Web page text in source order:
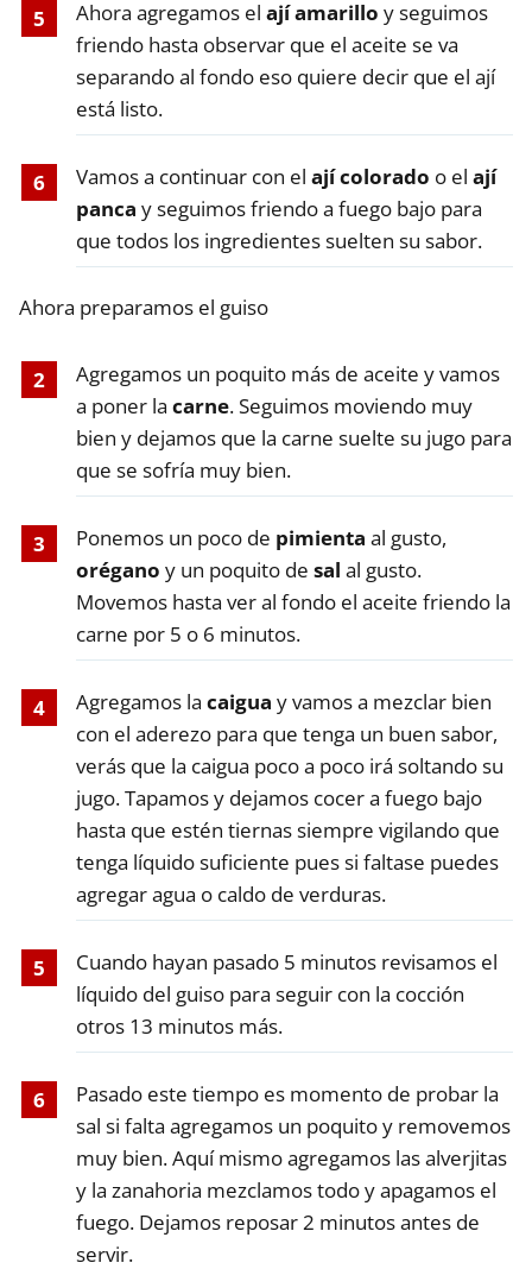
Ahora agregamos el ají amarillo y seguimos
friendo hasta observar que el aceite se va
separando al fondo eso quiere decir que el ají
está listo.
Vamos a continuar con el ají colorado o el ají
panca y seguimos friendo a fuego bajo para
que todos los ingredientes suelten su sabor.
Ahora preparamos el guiso
Agregamos un poquito más de aceite y vamos
a poner la carne. Seguimos moviendo muy
bien y dejamos que la carne suelte su jugo para
que se sofría muy bien.
Ponemos un poco de pimienta al gusto,
orégano y un poquito de sal al gusto.
Movemos hasta ver al fondo el aceite friendo la
carne por 5 o 6 minutos.
Agregamos la caigua y vamos a mezclar bien
con el aderezo para que tenga un buen sabor,
verás que la caigua poco a poco irá soltando su
jugo. Tapamos y dejamos cocer a fuego bajo
hasta que estén tiernas siempre vigilando que
tenga líquido suficiente pues si faltase puedes
agregar agua o caldo de verduras.
Cuando hayan pasado 5 minutos revisamos el
líquido del guiso para seguir con la cocción
otros 13 minutos más.
Pasado este tiempo es momento de probar la
sal si falta agregamos un poquito y removemos
muy bien. Aquí mismo agregamos las alverjitas
y la zanahoria mezclamos todo y apagamos el
fuego. Dejamos reposar 2 minutos antes de
servir.